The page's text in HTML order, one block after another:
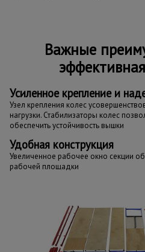
Важные
Усиленное крепление и
Узел крепления колес
нагрузки. Стабилизаторы колес
обеспечить устойчивость вышки
Удобная конструкция
Увеличенное рабочее окно секции
рабочей площадки